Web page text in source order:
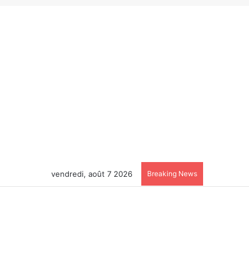
vendredi, août 7 2026 Breaking News